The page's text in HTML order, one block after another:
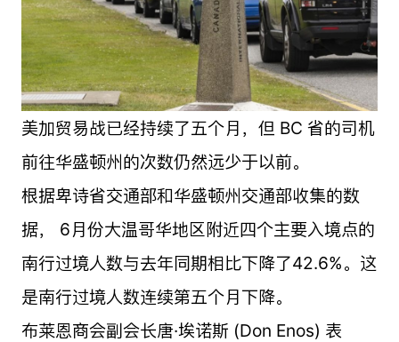
美加贸易战已经持续了五个月，但 BC 省的司机
前往华盛顿州的次数仍然远少于以前。
根据卑诗省交通部和华盛顿州交通部收集的数
据， 6月份大温哥华地区附近四个主要入境点的
南行过境人数与去年同期相比下降了42.6%。这
是南行过境人数连续第五个月下降。
布莱恩商会副会长唐·埃诺斯 (Don Enos) 表